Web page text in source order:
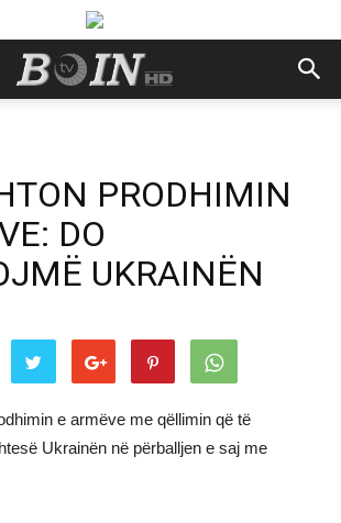
PRODHIMIN
DO
UKRAINËN
e armëve me qëllimin që të
Ukrainën në përballjen e saj me